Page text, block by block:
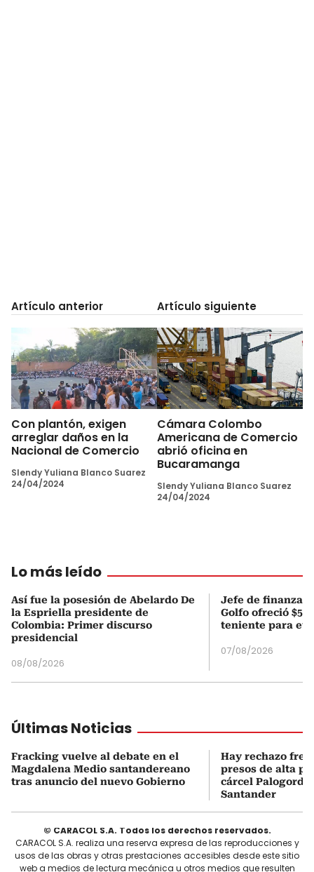
Artículo anterior
Con plantón, exigen
arreglar daños en la
Nacional de Comercio
Slendy Yuliana Blanco Suarez
24/04/2024
Artículo siguiente
Cámara Colombo
Americana de Comercio
abrió oficina en
Bucaramanga
Slendy Yuliana Blanco Suarez
24/04/2024
Lo más leído
Así fue la posesión de Abelardo De
la Espriella presidente de
Colombia: Primer discurso
presidencial
08/08/2026
Jefe de finanzas
Golfo ofreció
teniente para
07/08/2026
Últimas Noticias
Fracking vuelve al debate en el
Magdalena Medio santandereano
tras anuncio del nuevo Gobierno
Hay rechazo
presos de alta
cárcel Palogordo
Santander
© CARACOL S.A. Todos los derechos reservados.
CARACOL S.A. realiza una reserva expresa de las reproducciones y
usos de las obras y otras prestaciones accesibles desde este sitio
web a medios de lectura mecánica u otros medios que resulten